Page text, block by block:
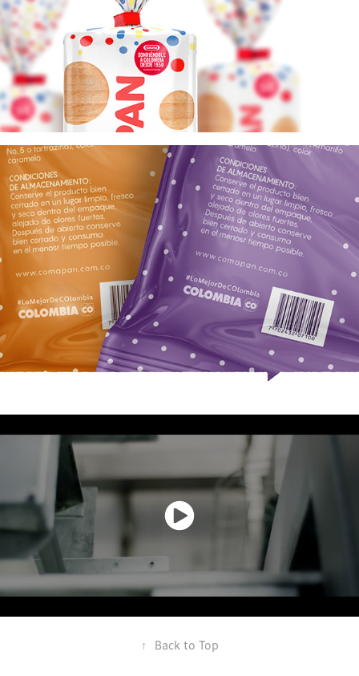
↑ Back to Top